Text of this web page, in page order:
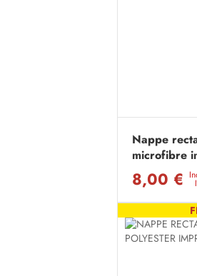
Nappe
microfibre
8,00 €